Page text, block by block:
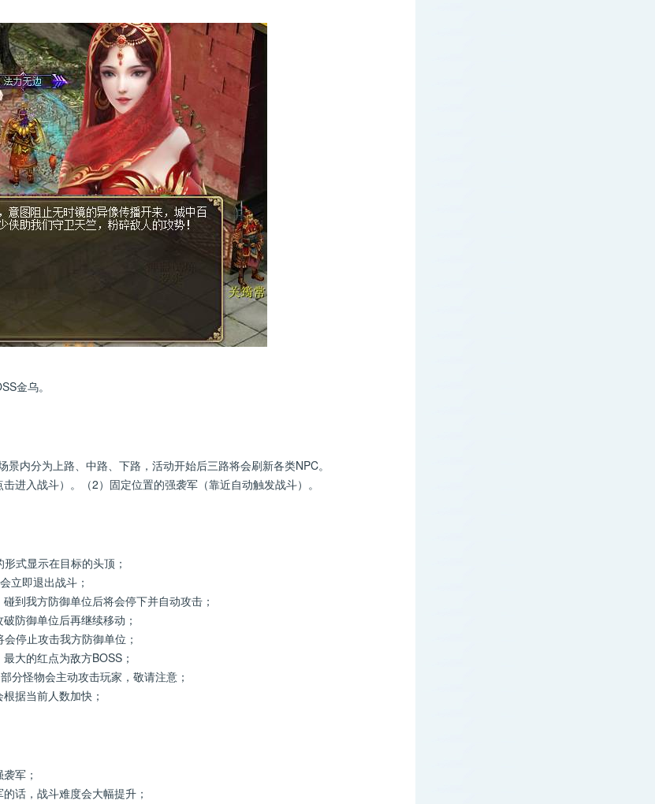
金乌。
分为上路、中路、下路，活动开始后三路将会刷新各类NPC。
入战斗）。（2）固定位置的强袭军（靠近自动触发战斗）。
式显示在目标的头顶；
即退出战斗；
我方防御单位后将会停下并自动攻击；
防御单位后再继续移动；
停止攻击我方防御单位；
大的红点为敌方BOSS；
怪物会主动攻击玩家，敬请注意；
据当前人数加快；
军；
话，战斗难度会大幅提升；